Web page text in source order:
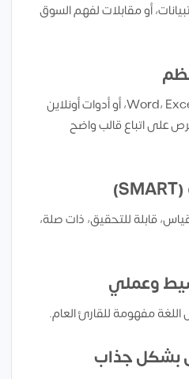
أو مقابلات لفهم السوق
سواء باستخدام برامج مثل Word، Excel، أو أدوات أونلاين
على اتباع قالب واضح
قابلة للتحقيق، ذات صلة،
اللغة مفهومة للقارئ العام.